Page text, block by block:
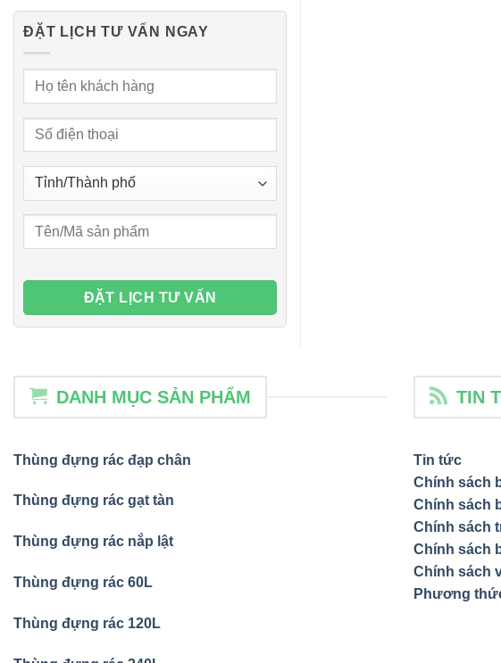
ĐẶT LỊCH TƯ VẤN NGAY
DANH MỤC SẢN PHẨM
Thùng đựng rác đạp chân
Thùng đựng rác gạt tàn
Thùng đựng rác nắp lật
Thùng đựng rác 60L
Thùng đựng rác 120L
TIN
Tin tức
Chính sách
Chính sách
Chính sách
Chính sách
Chính sách
Phương